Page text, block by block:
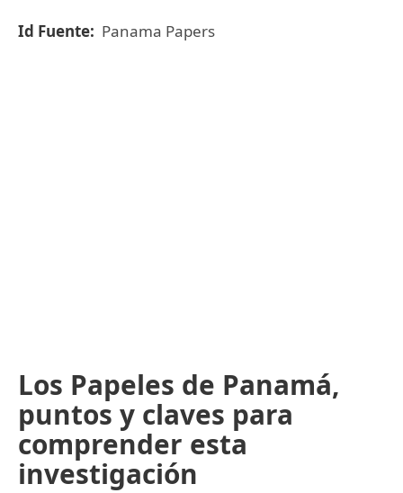
Id Fuente: Panama Papers
Los Papeles de Panamá,
puntos y claves para
comprender esta
investigación